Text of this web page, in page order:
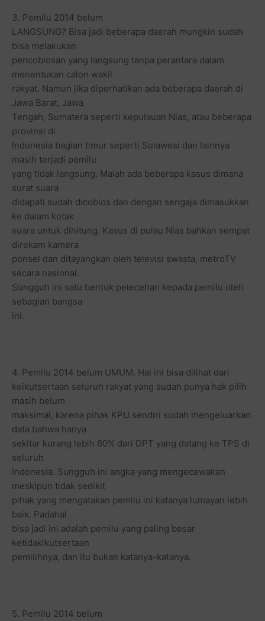
3. Pemilu 2014 belum
LANGSUNG? Bisa jadi beberapa daerah mungkin sudah
bisa melakukan
pencoblosan yang langsung tanpa perantara dalam
menentukan calon wakil
rakyat. Namun jika diperhatikan ada beberapa daerah di
Jawa Barat, Jawa
Tengah, Sumatera seperti kepulauan Nias, atau beberapa
provinsi di
Indonesia bagian timur seperti Sulawesi dan lainnya
masih terjadi pemilu
yang tidak langsung. Malah ada beberapa kasus dimana
surat suara
didapati sudah dicoblos dan dengan sengaja dimasukkan
ke dalam kotak
suara untuk dihitung. Kasus di pulau Nias bahkan sempat
direkam kamera
ponsel dan ditayangkan oleh televisi swasta, metroTV
secara nasional.
Sungguh ini satu bentuk pelecehan kepada pemilu oleh
sebagian bangsa
ini.
4. Pemilu 2014 belum UMUM. Hal ini bisa dilihat dari
keikutsertaan seluruh rakyat yang sudah punya hak pilih
masih belum
maksimal, karena pihak KPU sendiri sudah mengeluarkan
data bahwa hanya
sekitar kurang lebih 60% dari DPT yang datang ke TPS di
seluruh
Indonesia. Sungguh ini angka yang mengecewakan
meskipun tidak sedikit
pihak yang mengatakan pemilu ini katanya lumayan lebih
baik. Padahal
bisa jadi ini adalah pemilu yang paling besar
ketidakikutsertaan
pemilihnya, dan itu bukan katanya-katanya.
5. Pemilu 2014 belum